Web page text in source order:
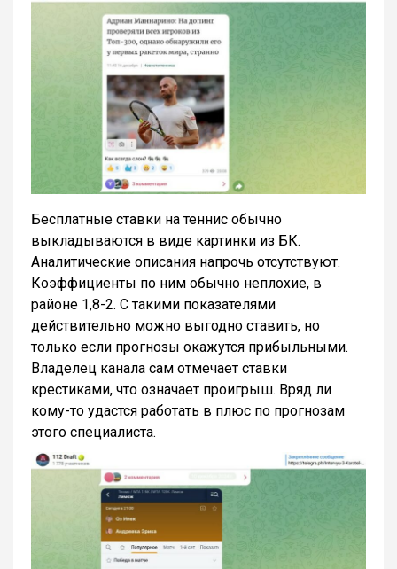
Бесплатные ставки на теннис обычно
выкладываются в виде картинки из БК.
Аналитические описания напрочь отсутствуют.
Коэффициенты по ним обычно неплохие, в
районе 1,8-2. С такими показателями
действительно можно выгодно ставить, но
только если прогнозы окажутся прибыльными.
Владелец канала сам отмечает ставки
крестиками, что означает проигрыш. Вряд ли
кому-то удастся работать в плюс по прогнозам
этого специалиста.